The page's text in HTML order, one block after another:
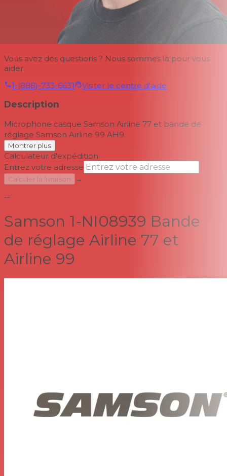
Vous avez des questions ? Nous sommes là pour vous
aider.
1-(888)-733-6631
Visiter le centre d'aide
Description
Microphone casque Samson Airline 77 et bande de
réglage Samson Airline 99 AH9.
Montrer plus
Calculateur d'expédition
Entrez votre adresse
Calculer la livraison
→
--
Samson 1-NI08939 Bande
de réglage Airline 77 et
Airline 99